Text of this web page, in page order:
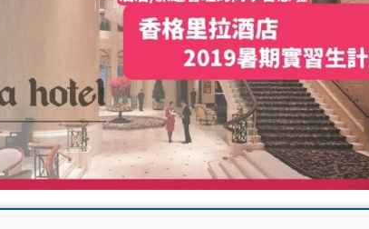
學生貸款
101